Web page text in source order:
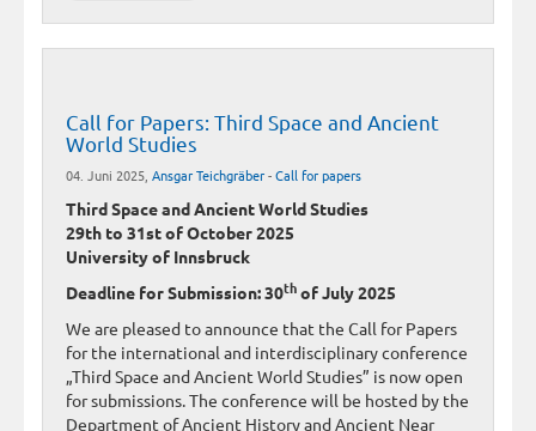
Call for Papers: Third Space and Ancient
World Studies
04. Juni 2025, Ansgar Teichgräber-Call for papers
Third Space and Ancient World Studies
29th to 31st of October 2025
University of Innsbruck
Deadline for Submission: 30thof July 2025
We are pleased to announce that the Call for Papers
for the international and interdisciplinary conference
„Third Space and Ancient World Studies” is now open
for submissions. The conference will be hosted by the
Department of Ancient History and Ancient Near